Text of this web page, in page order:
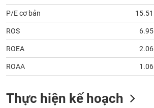
P/E cơ bản 15.51
ROS 6.95
ROEA 2.06
ROAA 1.06
Thực hiện kế hoạch